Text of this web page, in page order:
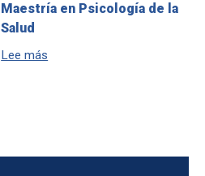
Maestría en Psicología de la
Salud
Lee más